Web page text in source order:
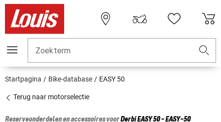
Zoekterm
Startpagina Bike-database EASY 50
Terug naar motorselectie
Reserveonderdelen en accessoires voorDerbiEASY 50 - EASY-50